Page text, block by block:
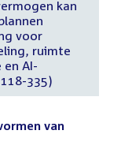
kan
voor
ruimte
AI-
335)
van